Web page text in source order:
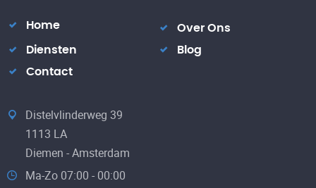
Home
Over Ons
Diensten
Blog
Contact
Distelvlinderweg 39
1113 LA
Diemen - Amsterdam
Ma-Zo 07:00 - 00:00